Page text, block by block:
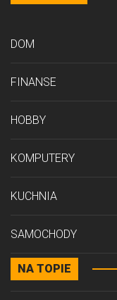
DOM
FINANSE
HOBBY
KOMPUTERY
KUCHNIA
SAMOCHODY
STYL
NA TOPIE